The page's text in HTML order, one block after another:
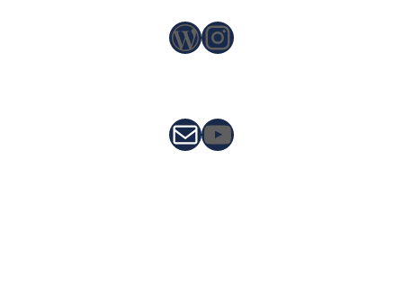
WordPress Instagram
E-Mail YouTube